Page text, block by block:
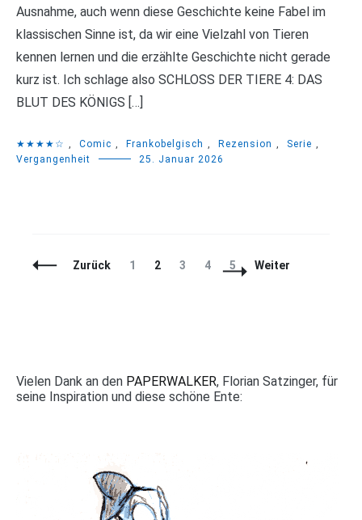
Ausnahme, auch wenn diese Geschichte keine Fabel im
klassischen Sinne ist, da wir eine Vielzahl von Tieren
kennen lernen und die erzählte Geschichte nicht gerade
kurz ist. Ich schlage also SCHLOSS DER TIERE 4: DAS
BLUT DES KÖNIGS […]
★★★★☆ Comic Frankobelgisch Rezension Serie
Vergangenheit
25. Januar 2026
Beitragsnavigation
Zurück Seite
1 Seite
2 Seite
3 Seite
4 Seite
5 Weiter
Vielen Dank an den PAPERWALKER, Florian Satzinger, für
seine Inspiration und diese schöne Ente: